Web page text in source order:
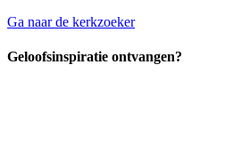
Ga naar de kerkzoeker
Geloofsinspiratie ontvangen?